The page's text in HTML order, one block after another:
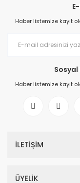
Haber listemize kayıt
Sosyal
Haber listemize kayıt
İLETİŞİM
ÜYELİK